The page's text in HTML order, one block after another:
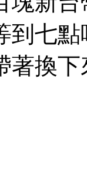
到七
著換